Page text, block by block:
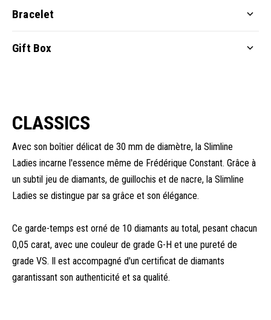
Bracelet
Gift Box
CLASSICS
Avec son boîtier délicat de 30 mm de diamètre, la Slimline
Ladies incarne l'essence même de Frédérique Constant. Grâce à
un subtil jeu de diamants, de guillochis et de nacre, la Slimline
Ladies se distingue par sa grâce et son élégance.
Ce garde-temps est orné de 10 diamants au total, pesant chacun
0,05 carat, avec une couleur de grade G-H et une pureté de
grade VS. Il est accompagné d'un certificat de diamants
garantissant son authenticité et sa qualité.